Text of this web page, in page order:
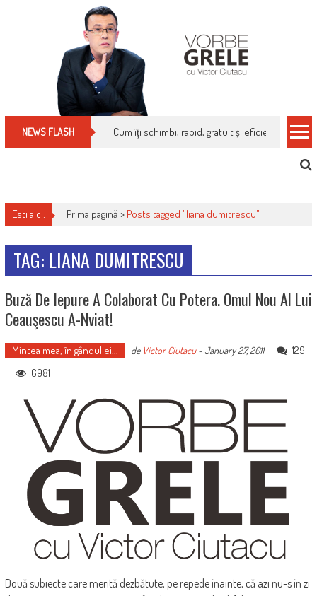
NEWS FLASH Cum îți schimbi, rapid, gratuit și eficient,
Esti aici: Prima pagină > Posts tagged "liana dumitrescu"
TAG: LIANA DUMITRESCU
Buză De Iepure A Colaborat Cu Potera. Omul Nou Al Lui
Ceauşescu A-Nviat!
Mintea mea, în gândul ei... de Victor Ciutacu-January 27, 2011
129
6981
Două subiecte care merită dezbătute, pe repede înainte, că azi nu-s în zi